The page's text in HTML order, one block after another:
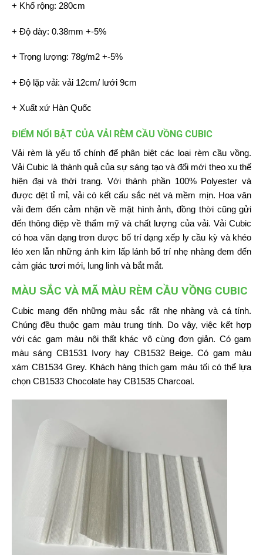
+ Khổ rộng: 280cm
+ Độ dày: 0.38mm +-5%
+ Trọng lượng: 78g/m2 +-5%
+ Độ lặp vải: vải 12cm/ lưới 9cm
+ Xuất xứ Hàn Quốc
ĐIỂM NỔI BẬT CỦA VẢI RÈM CẦU VỒNG CUBIC
Vải rèm là yếu tố chính để phân biệt các loại rèm cầu vồng.
Vải Cubic là thành quả của sự sáng tạo và đổi mới theo xu thế
hiện đại và thời trang. Với thành phần 100% Polyester và
được dệt tỉ mỉ, vải có kết cấu sắc nét và mềm mịn. Hoa văn
vải đem đến cảm nhận về mặt hình ảnh, đồng thời cũng gửi
đến thông điệp về thẩm mỹ và chất lượng của vải. Vải Cubic
có hoa văn dạng trơn được bố trí dạng xếp ly cầu kỳ và khéo
léo xen lẫn những ánh kim lấp lánh bố trí nhẹ nhàng đem đến
cảm giác tươi mới, lung linh và bắt mắt.
MÀU SẮC VÀ MÃ MÀU RÈM CẦU VỒNG CUBIC
Cubic mang đến những màu sắc rất nhẹ nhàng và cá tính.
Chúng đều thuộc gam màu trung tính. Do vậy, việc kết hợp
với các gam màu nội thất khác vô cùng đơn giản. Có gam
màu sáng CB1531 Ivory hay CB1532 Beige. Có gam màu
xám CB1534 Grey. Khách hàng thích gam màu tối có thể lựa
chọn CB1533 Chocolate hay CB1535 Charcoal.